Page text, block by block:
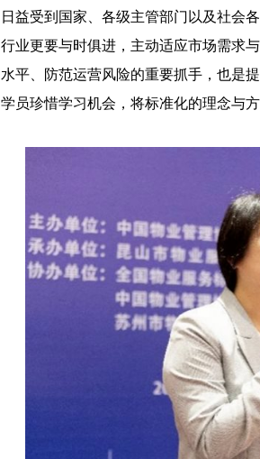
日益受到国家、各级主管部门以及社会
行业更要与时俱进，主动适应市场需求
水平、防范运营风险的重要抓手，也是
学员珍惜学习机会，将标准化的理念与